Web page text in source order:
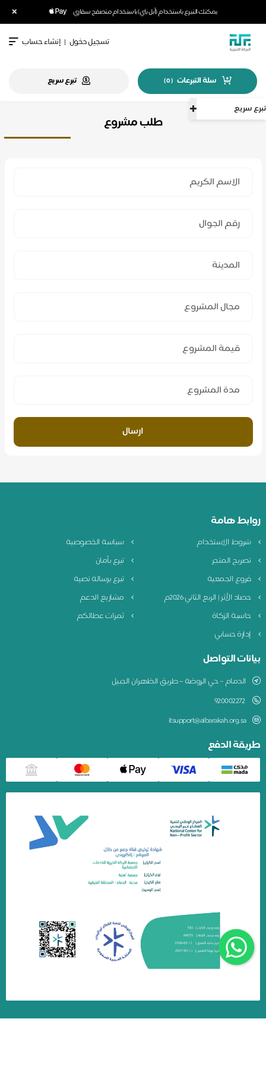
يمكنك التبرع باستخدام (أبل باي) باستخدام متصفح سفاري ×
تبرع سريع
تسجيل دخول | إنشاء حساب
سلة التبرعات (
0
) تبرع سريع
طلب مشروع
ارسال
روابط هامة
شروط الاستخدام
سياسة الخصوصية
تصريح المتجر
تبرع بأمان
فروع الجمعية
تبرع برسالة نصية
حصاد الأثر | الربع الثاني 2026م
مشاريع الدعم
حاسبة الزكاة
ثمرات عطائكم
إدارة حسابي
بيانات التواصل
الدمام – حي الروضة – طريق الظهران الجبيل
920002272
itsupport@albarakah.org.sa
طريقة الدفع